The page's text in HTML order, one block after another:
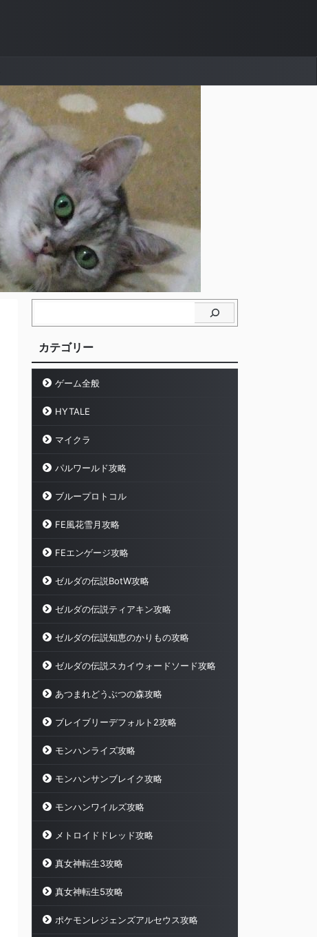
カテゴリー
ゲーム全般
HYTALE
マイクラ
パルワールド攻略
ブループロトコル
FE風花雪月攻略
FEエンゲージ攻略
ゼルダの伝説BotW攻略
ゼルダの伝説ティアキン攻略
ゼルダの伝説知恵のかりもの攻略
ゼルダの伝説スカイウォードソード攻略
あつまれどうぶつの森攻略
ブレイブリーデフォルト2攻略
モンハンライズ攻略
モンハンサンブレイク攻略
モンハンワイルズ攻略
メトロイドドレッド攻略
真女神転生3攻略
真女神転生5攻略
ポケモンレジェンズアルセウス攻略